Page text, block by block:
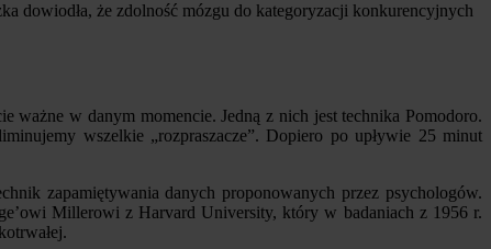
dowiodła, że zdolność mózgu do kategoryzacji konkurencyjnych
ważne w danym momencie. Jedną z nich jest technika Pomodoro.
wszelkie „rozpraszacze”. Dopiero po upływie 25 minut
zapamiętywania danych proponowanych przez psychologów.
Millerowi z Harvard University, który w badaniach z 1956 r.